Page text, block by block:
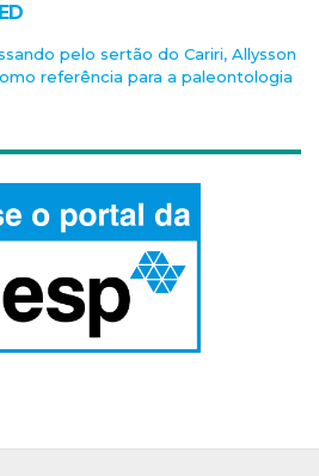
pelo sertão do Cariri, Allysson
referência para a paleontologia